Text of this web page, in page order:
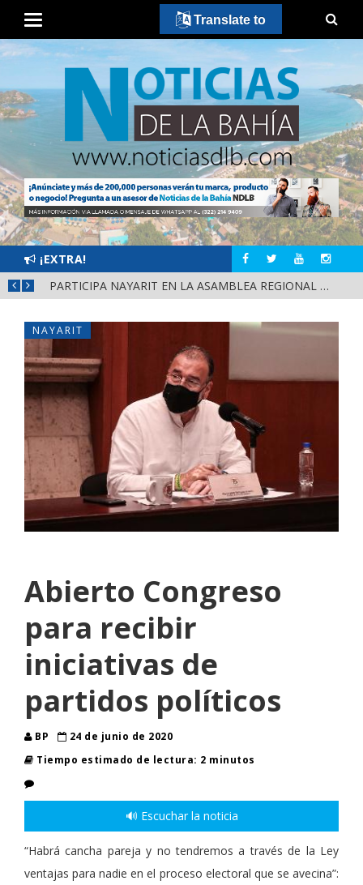
¡EXTRA!
PARTICIPA NAYARIT EN LA ASAMBLEA REGIONAL DE CONSULTA PARA LA LEY DE DERECHOS INDÍGENAS Y AFROMEXICANOS
NAYARIT
Abierto Congreso
para recibir
iniciativas de
partidos políticos
BP
24 de junio de 2020
Tiempo estimado de lectura: 2 minutos
🔊 Escuchar la noticia
“Habrá cancha pareja y no tendremos a través de la Ley
ventajas para nadie en el proceso electoral que se avecina”:
Translate to